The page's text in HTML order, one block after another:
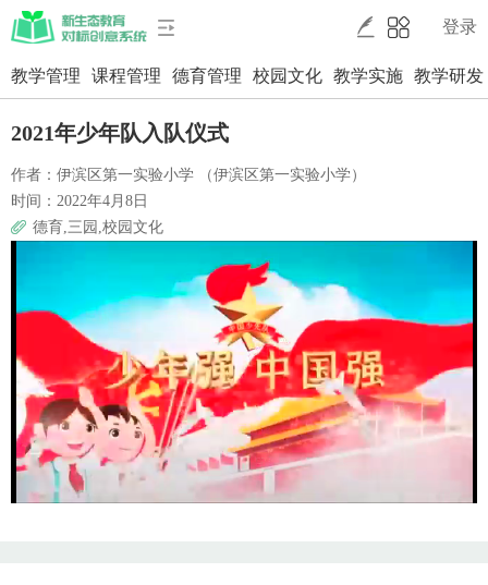
登录
教学管理 课程管理 德育管理 校园文化 教学实施 教学研发
2021年少年队入队仪式
作者：伊滨区第一实验小学 （伊滨区第一实验小学）
时间：2022年4月8日
德育,三园,校园文化